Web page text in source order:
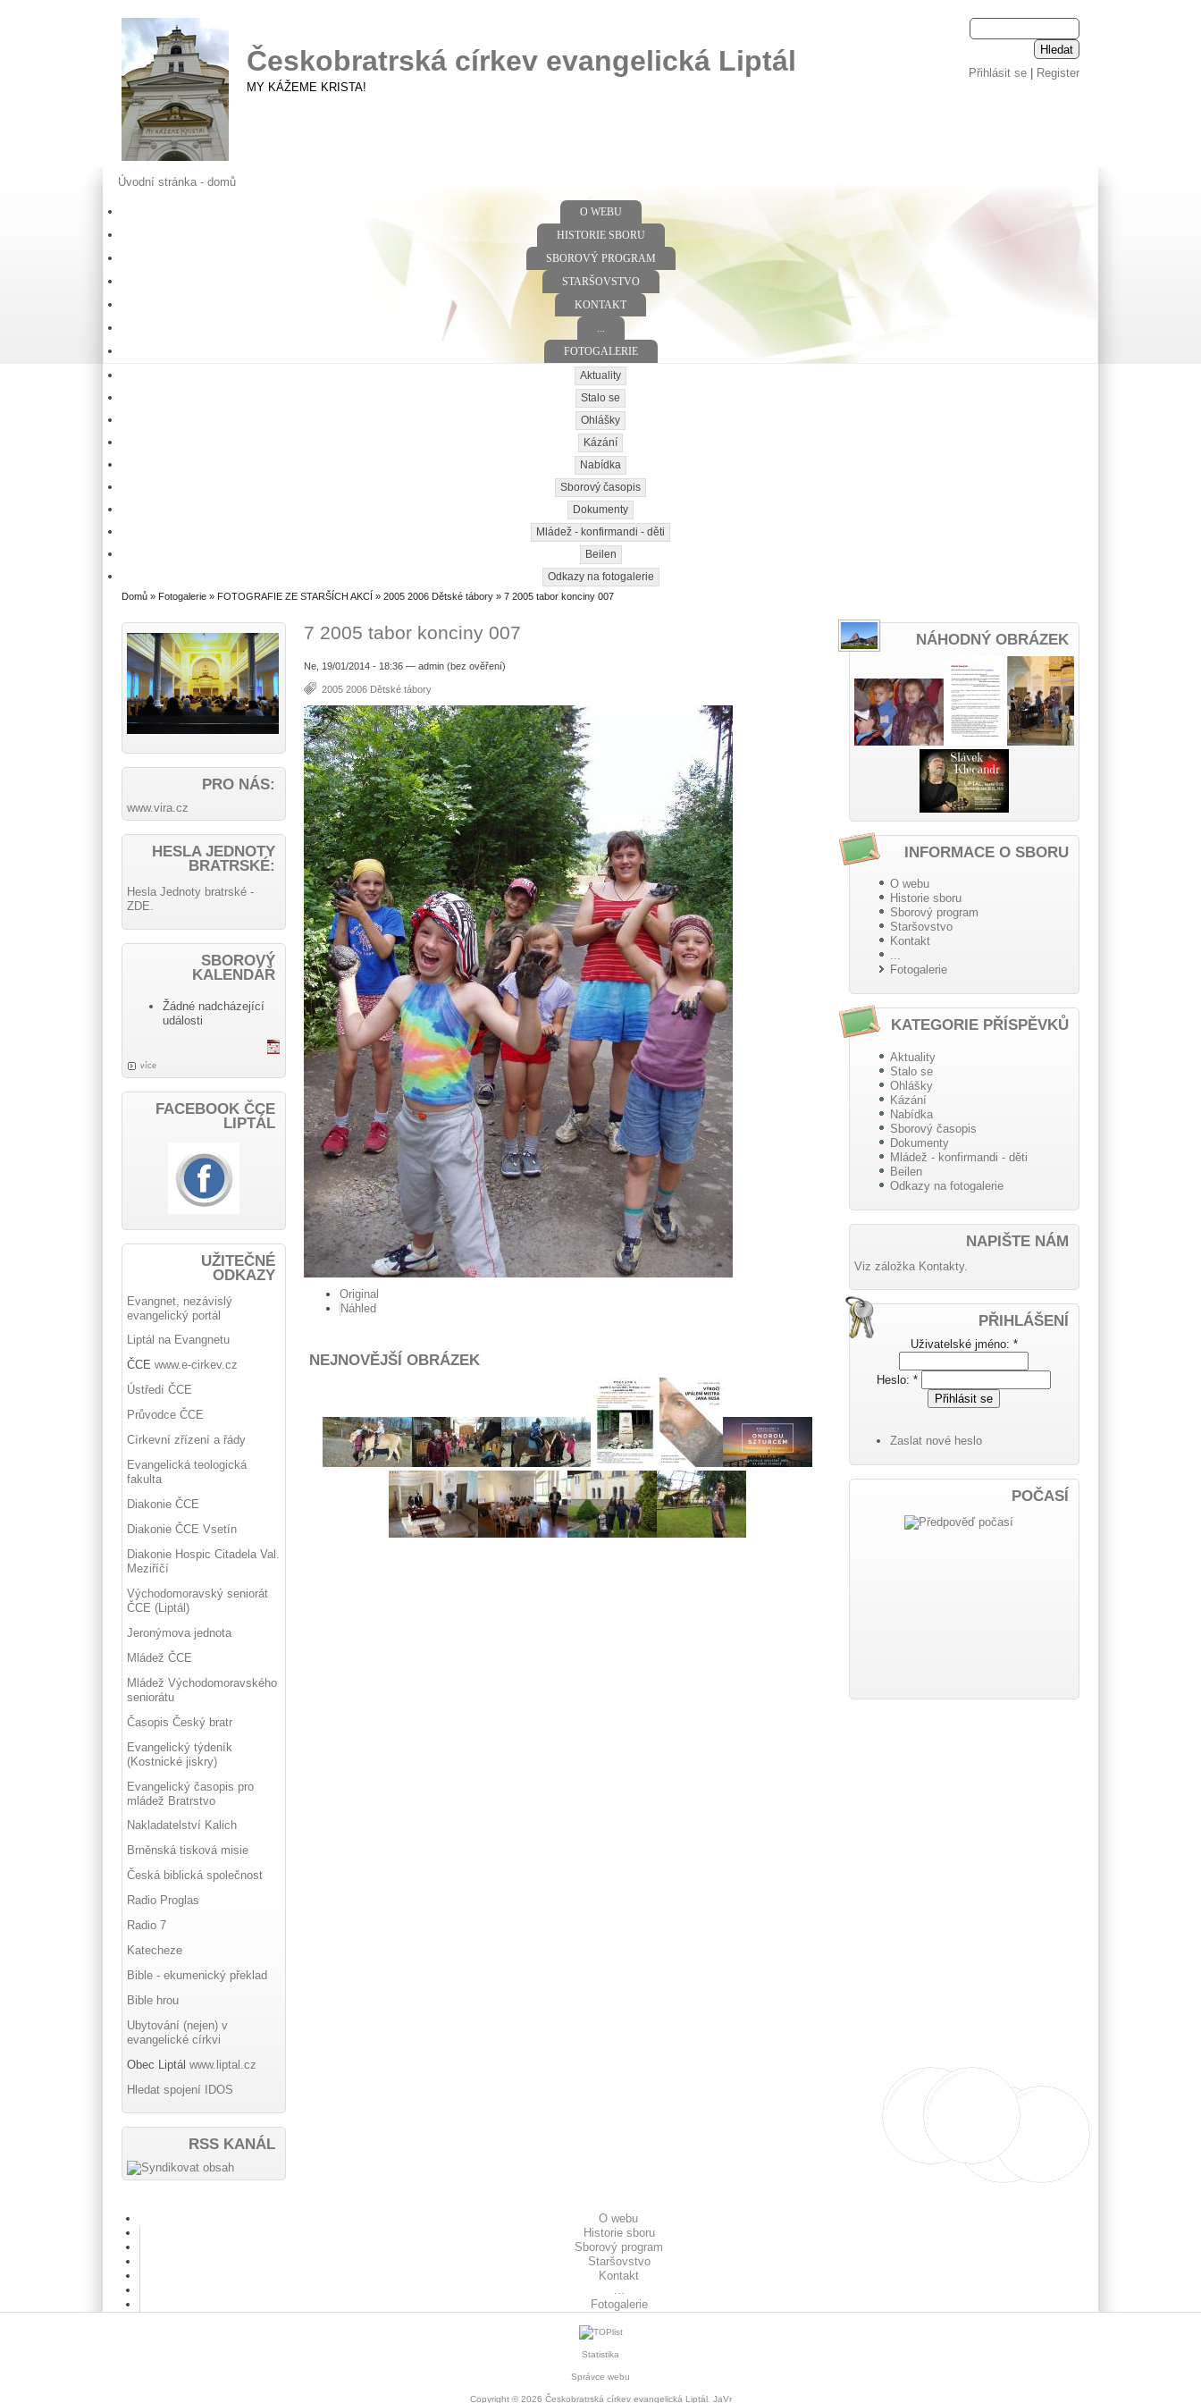
Přihlásit se| Register
Českobratrská církev evangelická Liptál
MY KÁŽEME KRISTA!
Úvodní stránka - domů
O WEBU
HISTORIE SBORU
SBOROVÝ PROGRAM
STARŠOVSTVO
KONTAKT
FOTOGALERIE
Aktuality
Stalo se
Ohlášky
Kázání
Nabídka
Sborový časopis
Dokumenty
Mládež - konfirmandi - děti
Beilen
Odkazy na fotogalerie
Domů » Fotogalerie » FOTOGRAFIE ZE STARŠÍCH AKCÍ »2005 2006 Dětské tábory » 7 2005 tabor konciny 007
7 2005 tabor konciny 007
Ne, 19/01/2014 - 18:36 — admin (bez ověření)
2005 2006 Dětské tábory
Original
Náhled
NEJNOVĚJŠÍ OBRÁZEK
PRO NÁS:
www.vira.cz
HESLA JEDNOTY
BRATRSKÉ:
Hesla Jednoty bratrské -
ZDE.
SBOROVÝ
KALENDÁŘ
Žádné nadcházející
události
více
FACEBOOK ČCE
LIPTÁL
UŽITEČNÉ
ODKAZY
Evangnet, nezávislý
evangelický portál
Liptál na Evangnetu
ČCEwww.e-cirkev.cz
Ústředí ČCE
Průvodce ČCE
Církevní zřízení a řády
Evangelická teologická
fakulta
Diakonie ČCE
Diakonie ČCE Vsetín
Diakonie Hospic Citadela Val.
Meziříčí
Východomoravský seniorát
ČCE (Liptál)
Jeronýmova jednota
Mládež ČCE
Mládež Východomoravského
seniorátu
Časopis Český bratr
Evangelický týdeník
(Kostnické jiskry)
Evangelický časopis pro
mládež Bratrstvo
Nakladatelství Kalich
Brněnská tisková misie
Česká biblická společnost
Radio Proglas
Radio 7
Katecheze
Bible - ekumenický překlad
Bible hrou
Ubytování (nejen) v
evangelické církvi
Obec Liptálwww.liptal.cz
Hledat spojení IDOS
RSS KANÁL
NÁHODNÝ OBRÁZEK
INFORMACE O SBORU
O webu
Historie sboru
Sborový program
Staršovstvo
Kontakt
Fotogalerie
KATEGORIE PŘÍSPĚVKŮ
Aktuality
Stalo se
Ohlášky
Kázání
Nabídka
Sborový časopis
Dokumenty
Mládež - konfirmandi - děti
Beilen
Odkazy na fotogalerie
NAPIŠTE NÁM
Viz záložka Kontakty.
PŘIHLÁŠENÍ
Uživatelské jméno: *
Heslo:*
Zaslat nové heslo
POČASÍ
O webu
Historie sboru
Sborový program
Staršovstvo
Kontakt
Fotogalerie
Statistika
Správce webu
Copyright © 2026 Českobratrská církev evangelická Liptál. JaVr